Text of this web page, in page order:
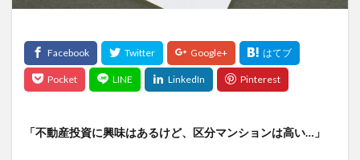
「不動産投資に興味はあるけど、区分マンションは高い…」